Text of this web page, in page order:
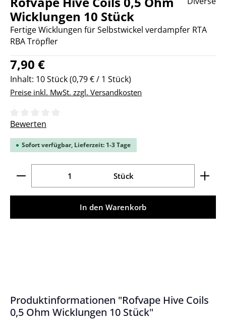
Wicklungen 10 Stück
Fertige Wicklungen für Selbstwickel verdampfer RTA
RBA Tröpfler
Regulärer Preis:
7,90 €
Inhalt: 10 Stück(0,79 € / 1 Stück)
Preise inkl. MwSt. zzgl. Versandkosten
Durchschnittliche Bewertung von 0 von 5 Sternen
Bewerten
Sofort verfügbar, Lieferzeit: 1-3 Tage
Produkt Anzahl: Gib den gewünschten Wert ein
Stück
In den Warenkorb
Produktinformationen "Rofvape Hive Coils
0,5 Ohm Wicklungen 10 Stück"